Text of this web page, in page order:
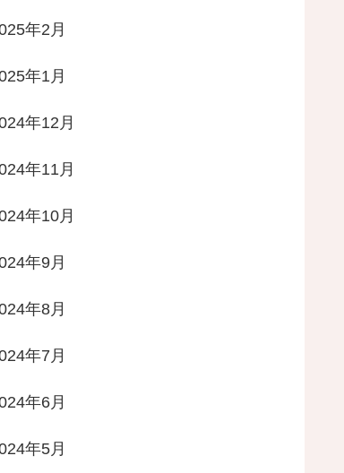
年2月
年1月
年12月
年11月
年10月
年9月
年8月
年7月
年6月
年5月